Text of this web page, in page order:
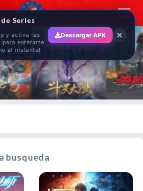
busqueda
Series
y activa las
enterarte
al instante!
Descargar APK